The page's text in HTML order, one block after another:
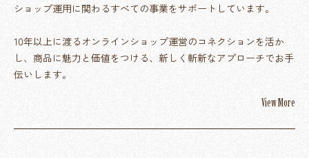
ショップ運用に関わるすべての事業をサポートしています。
10年以上に渡るオンラインショップ運営のコネクションを活か
し、商品に魅力と価値をつける、新しく斬新なアプローチでお手
伝いします。
View More